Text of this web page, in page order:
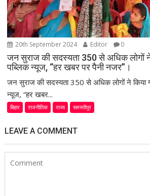
20th September 2024 Editor 0
जन सुराज की सदस्यता 350 से अधिक लोगों
पब्लिक न्यूज, “हर खबर पर पैनी नजर”।
जन सुराज की सदस्यता 350 से अधिक लोगों ने किया
न्यूज, “हर खबर...
बिहार राजनीतिक राज्य समस्तीपुर
LEAVE A COMMENT